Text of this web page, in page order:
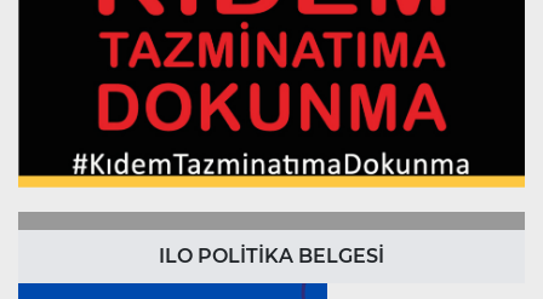
ILO POLİTİKA BELGESİ